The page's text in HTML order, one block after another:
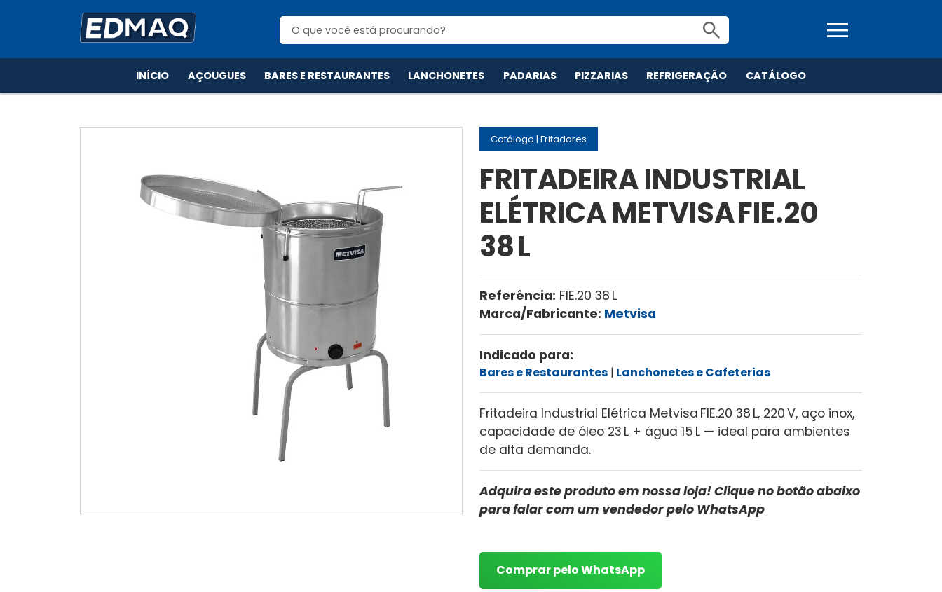
search menu
INÍCIO AÇOUGUES BARES E RESTAURANTES LANCHONETES PADARIAS PIZZARIAS REFRIGERAÇÃO CATÁLOGO
Catálogo | Fritadores
FRITADEIRA INDUSTRIAL
ELÉTRICA METVISA FIE.20
38 L
Referência: FIE.20 38 L
Marca/Fabricante: Metvisa
Indicado para:
Bares e Restaurantes Lanchonetes e Cafeterias
Fritadeira Industrial Elétrica Metvisa FIE.20 38 L, 220 V, aço inox,
capacidade de óleo 23 L + água 15 L — ideal para ambientes
de alta demanda.
Adquira este produto em nossa loja! Clique no botão abaixo
para falar com um vendedor pelo WhatsApp
Comprar pelo WhatsApp